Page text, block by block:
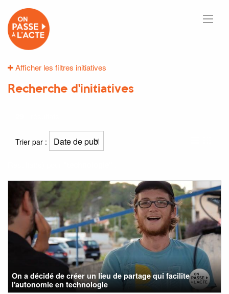
Afficher les filtres initiatives
Recherche d'initiatives
Trier par :
On a décidé de créer un lieu de partage qui facilite
l'autonomie en technologie